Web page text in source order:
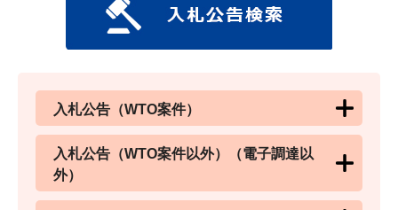
入札公告（WTO案件）
入札公告（WTO案件以外）（電子調達以
外）